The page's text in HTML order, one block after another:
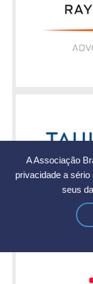
A Associação
privacidade a
seus